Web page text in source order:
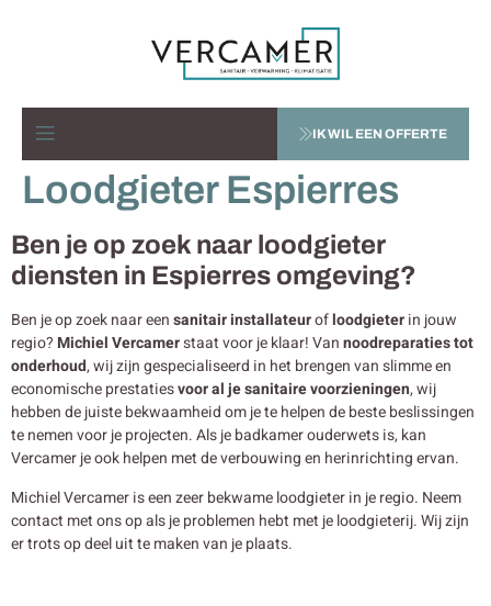
IK WIL EEN OFFERTE
Loodgieter Espierres
Ben je op zoek naar loodgieter
diensten in Espierres omgeving?
Ben je op zoek naar eensanitair installateurofloodgieterin jouw
regio? Michiel Vercamerstaat voor je klaar! Vannoodreparaties tot
onderhoud, wij zijn gespecialiseerd in het brengen van slimme en
economische prestatiesvoor al je sanitaire voorzieningen, wij
hebben de juiste bekwaamheid om je te helpen de beste beslissingen
te nemen voor je projecten. Als je badkamer ouderwets is, kan
Vercamer je ook helpen met de verbouwing en herinrichting ervan.
Michiel Vercamer is een zeer bekwame loodgieter in je regio. Neem
contact met ons op als je problemen hebt met je loodgieterij. Wij zijn
er trots op deel uit te maken van je plaats.